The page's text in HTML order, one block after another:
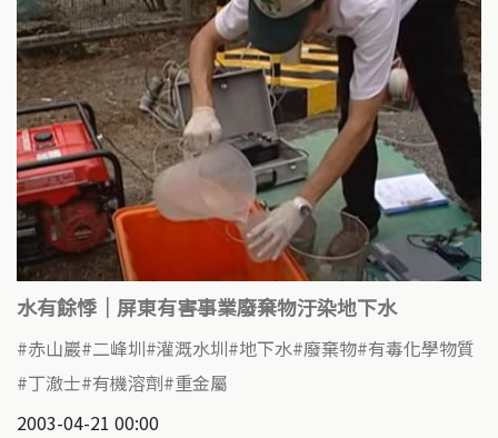
水有餘悸｜屏東有害事業廢棄物汙染地下水
赤山巖 二峰圳 灌溉水圳 地下水 廢棄物 有毒化學物質
丁澈士 有機溶劑 重金屬
2003-04-21 00:00